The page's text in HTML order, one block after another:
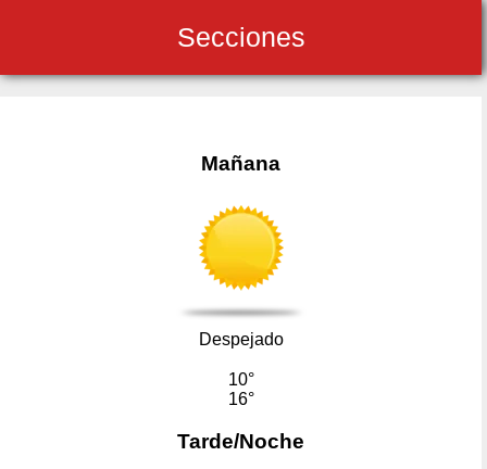
Secciones
Mañana
Despejado
10°
16°
Tarde/Noche